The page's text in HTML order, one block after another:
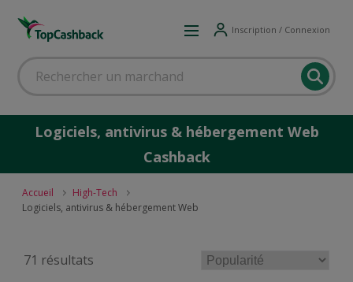
Inscription / Connexion
Logiciels, antivirus & hébergement Web
Cashback
Accueil
High-Tech
Logiciels, antivirus & hébergement Web
71 résultats